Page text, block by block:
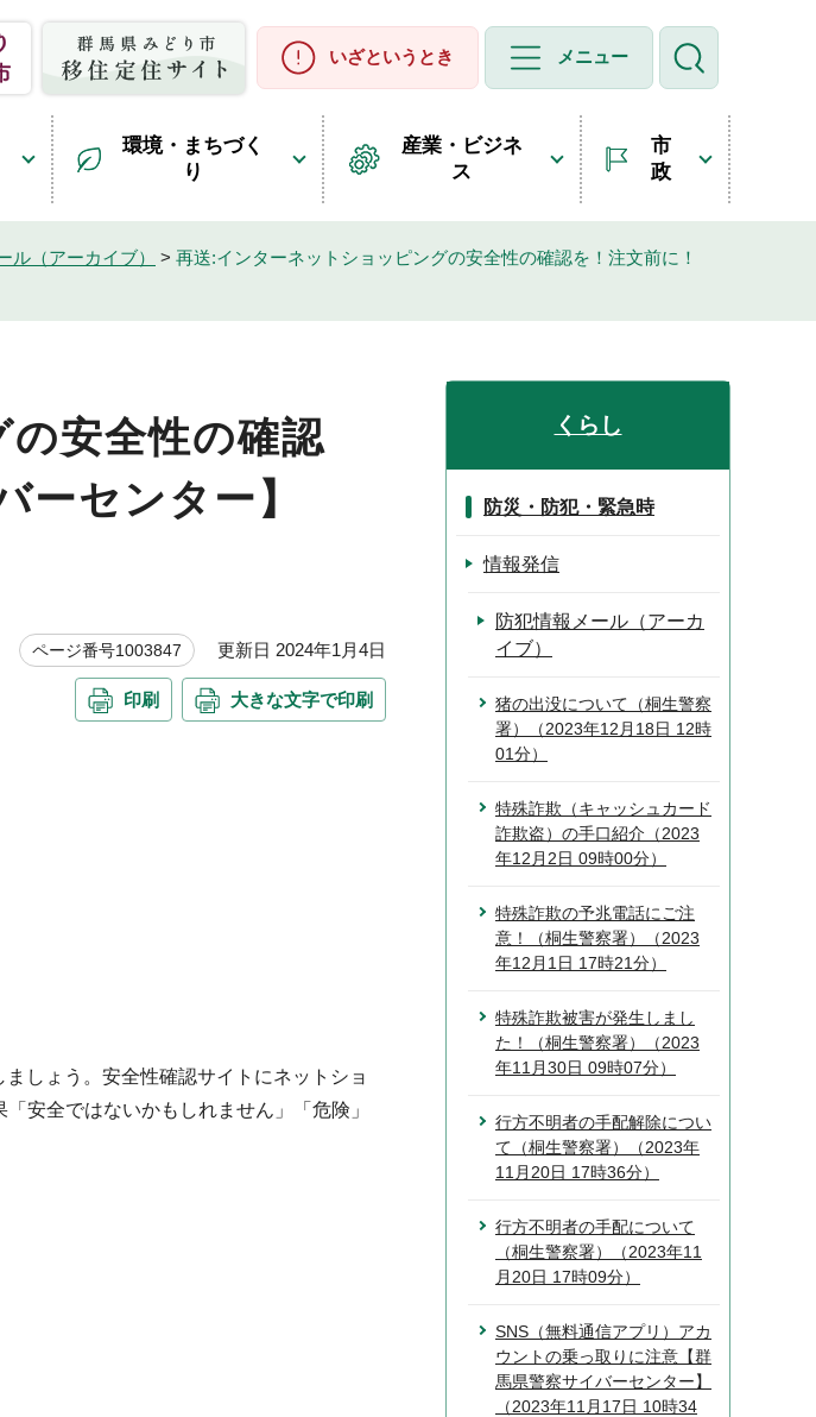
いざというとき メニュー
環境・まちづく
り
産業・ビジネ
ス
市
政
ル（アーカイブ） > 再送:インターネットショッピングの安全性の確認を！注文前に！
安全性の確認
ーセンター】
ページ番号1003847 更新日 2024年1月4日
印刷 大きな文字で印刷
しょう。安全性確認サイトにネットショ
安全ではないかもしれません」「危険」
くらし
防災・防犯・緊急時
情報発信
防犯情報メール（アーカ
イブ）
猪の出没について（桐生警察
署）（2023年12月18日 12時
01分）
特殊詐欺（キャッシュカード
詐欺盗）の手口紹介（2023
年12月2日 09時00分）
特殊詐欺の予兆電話にご注
意！（桐生警察署）（2023
年12月1日 17時21分）
特殊詐欺被害が発生しまし
た！（桐生警察署）（2023
年11月30日 09時07分）
行方不明者の手配解除につい
て（桐生警察署）（2023年
11月20日 17時36分）
行方不明者の手配について
（桐生警察署）（2023年11
月20日 17時09分）
SNS（無料通信アプリ）アカ
ウントの乗っ取りに注意【群
馬県警察サイバーセンター】
（2023年11月17日 10時34